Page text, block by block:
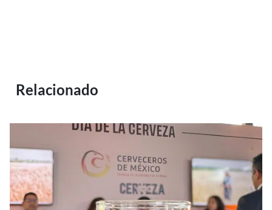
Relacionado